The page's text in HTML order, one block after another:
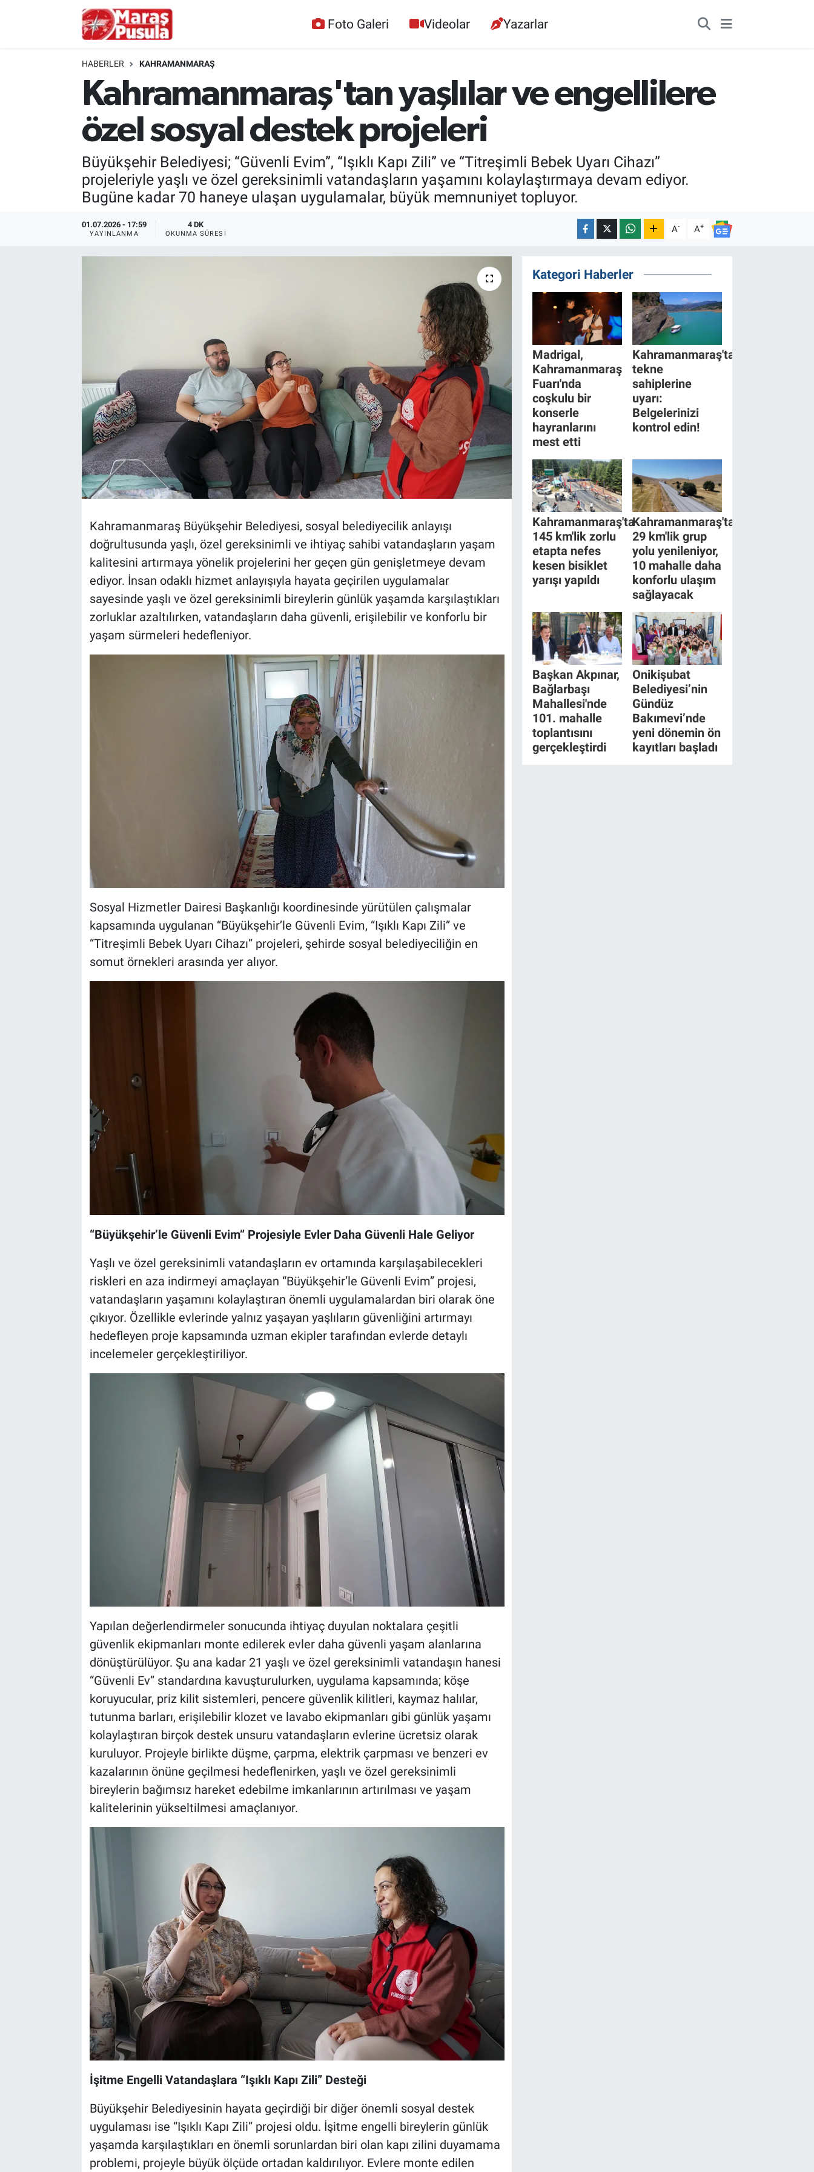
Foto Galeri Videolar Yazarlar
HABERLER KAHRAMANMARAŞ
Kahramanmaraş'tan yaşlılar ve engellilere
özel sosyal destek projeleri
Büyükşehir Belediyesi; “Güvenli Evim”, “Işıklı Kapı Zili” ve “Titreşimli Bebek Uyarı Cihazı”
projeleriyle yaşlı ve özel gereksinimli vatandaşların yaşamını kolaylaştırmaya devam ediyor.
Bugüne kadar 70 haneye ulaşan uygulamalar, büyük memnuniyet topluyor.
01.07.2026 - 17:59
YAYINLANMA
4 DK
OKUNMA SÜRESI A- A+
Kahramanmaraş Büyükşehir Belediyesi, sosyal belediyecilik anlayışı
doğrultusunda yaşlı, özel gereksinimli ve ihtiyaç sahibi vatandaşların yaşam
kalitesini artırmaya yönelik projelerini her geçen gün genişletmeye devam
ediyor. İnsan odaklı hizmet anlayışıyla hayata geçirilen uygulamalar
sayesinde yaşlı ve özel gereksinimli bireylerin günlük yaşamda karşılaştıkları
zorluklar azaltılırken, vatandaşların daha güvenli, erişilebilir ve konforlu bir
yaşam sürmeleri hedefleniyor.
Sosyal Hizmetler Dairesi Başkanlığı koordinesinde yürütülen çalışmalar
kapsamında uygulanan “Büyükşehir’le Güvenli Evim, “Işıklı Kapı Zili” ve
“Titreşimli Bebek Uyarı Cihazı” projeleri, şehirde sosyal belediyeciliğin en
somut örnekleri arasında yer alıyor.
“Büyükşehir’le Güvenli Evim” Projesiyle Evler Daha Güvenli Hale Geliyor
Yaşlı ve özel gereksinimli vatandaşların ev ortamında karşılaşabilecekleri
riskleri en aza indirmeyi amaçlayan “Büyükşehir’le Güvenli Evim” projesi,
vatandaşların yaşamını kolaylaştıran önemli uygulamalardan biri olarak öne
çıkıyor. Özellikle evlerinde yalnız yaşayan yaşlıların güvenliğini artırmayı
hedefleyen proje kapsamında uzman ekipler tarafından evlerde detaylı
incelemeler gerçekleştiriliyor.
Yapılan değerlendirmeler sonucunda ihtiyaç duyulan noktalara çeşitli
güvenlik ekipmanları monte edilerek evler daha güvenli yaşam alanlarına
dönüştürülüyor. Şu ana kadar 21 yaşlı ve özel gereksinimli vatandaşın hanesi
“Güvenli Ev” standardına kavuşturulurken, uygulama kapsamında; köşe
koruyucular, priz kilit sistemleri, pencere güvenlik kilitleri, kaymaz halılar,
tutunma barları, erişilebilir klozet ve lavabo ekipmanları gibi günlük yaşamı
kolaylaştıran birçok destek unsuru vatandaşların evlerine ücretsiz olarak
kuruluyor. Projeyle birlikte düşme, çarpma, elektrik çarpması ve benzeri ev
kazalarının önüne geçilmesi hedeflenirken, yaşlı ve özel gereksinimli
bireylerin bağımsız hareket edebilme imkanlarının artırılması ve yaşam
kalitelerinin yükseltilmesi amaçlanıyor.
İşitme Engelli Vatandaşlara “Işıklı Kapı Zili” Desteği
Büyükşehir Belediyesinin hayata geçirdiği bir diğer önemli sosyal destek
uygulaması ise “Işıklı Kapı Zili” projesi oldu. İşitme engelli bireylerin günlük
yaşamda karşılaştıkları en önemli sorunlardan biri olan kapı zilini duyamama
problemi, projeyle büyük ölçüde ortadan kaldırılıyor. Evlere monte edilen
Kategori Haberler
Madrigal,
Kahramanmaraş
Fuarı'nda
coşkulu bir
konserle
hayranlarını
mest etti
Kahramanmaraş'tan
tekne
sahiplerine
uyarı:
Belgelerinizi
kontrol edin!
Kahramanmaraş'ta
145 km'lik zorlu
etapta nefes
kesen bisiklet
yarışı yapıldı
Kahramanmaraş'ta
29 km'lik grup
yolu yenileniyor,
10 mahalle daha
konforlu ulaşım
sağlayacak
Başkan Akpınar,
Bağlarbaşı
Mahallesi'nde
101. mahalle
toplantısını
gerçekleştirdi
Onikişubat
Belediyesi’nin
Gündüz
Bakımevi’nde
yeni dönemin ön
kayıtları başladı
Kültür Sanat
Bilim, Teknoloji
BİLİM VE TEKNOLOJİ
İstanbul Hava Durumu
İstanbul Namaz Vakitleri
İstanbul Trafik Yoğunluk Haritası
Süper Lig Puan Durumu ve Fikstür
Tüm Manşetler
Son Dakika Haberleri